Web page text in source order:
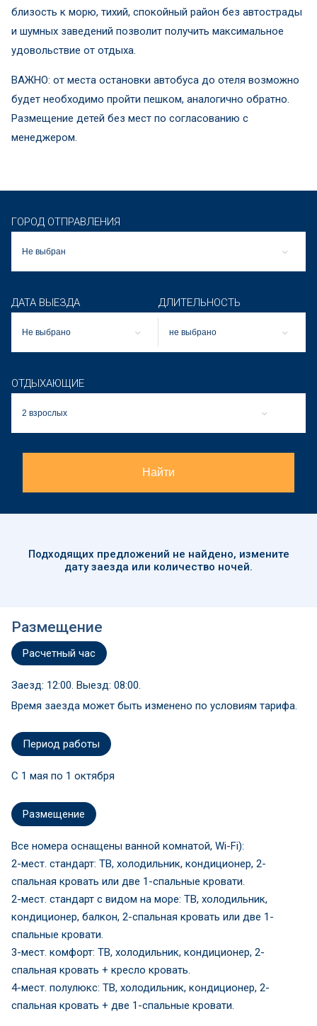
близость к морю, тихий, спокойный район без автострады
и шумных заведений позволит получить максимальное
удовольствие от отдыха.
ВАЖНО: от места остановки автобуса до отеля возможно
будет необходимо пройти пешком, аналогично обратно.
Размещение детей без мест по согласованию с
менеджером.
ГОРОД ОТПРАВЛЕНИЯ
Не выбран
ДАТА ВЫЕЗДА
Не выбрано
ДЛИТЕЛЬНОСТЬ
не выбрано
ОТДЫХАЮЩИЕ
2 взрослых
Найти
Подходящих предложений не найдено, измените
дату заезда или количество ночей.
Размещение
Расчетный час
Заезд: 12:00. Выезд: 08:00.
Время заезда может быть изменено по условиям тарифа.
Период работы
C 1 мая по 1 октября
Размещение
Все номера оснащены ванной комнатой, Wi-Fi):
2-мест. стандарт: ТВ, холодильник, кондиционер, 2-
спальная кровать или две 1-спальные кровати.
2-мест. стандарт с видом на море: ТВ, холодильник,
кондиционер, балкон, 2-спальная кровать или две 1-
спальные кровати.
3-мест. комфорт: ТВ, холодильник, кондиционер, 2-
спальная кровать + кресло кровать.
4-мест. полулюкс: ТВ, холодильник, кондиционер, 2-
спальная кровать + две 1-спальные кровати.